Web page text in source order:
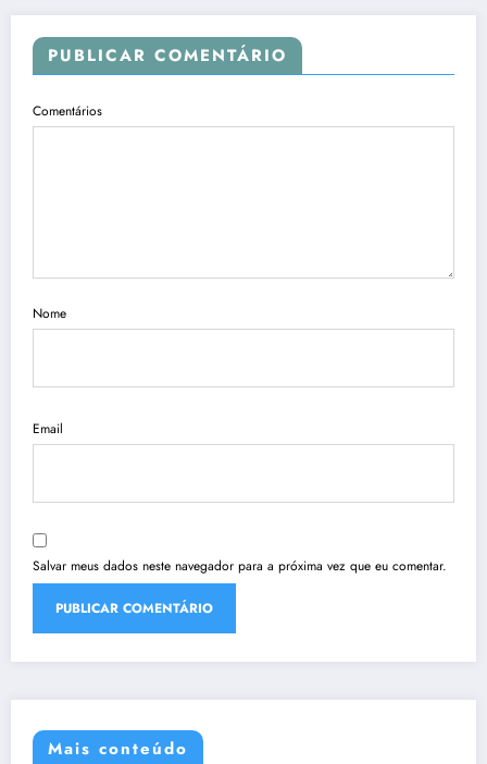
PUBLICAR COMENTÁRIO
Comentários
Nome
Email
Salvar meus dados neste navegador para a próxima vez que eu comentar.
Mais conteúdo